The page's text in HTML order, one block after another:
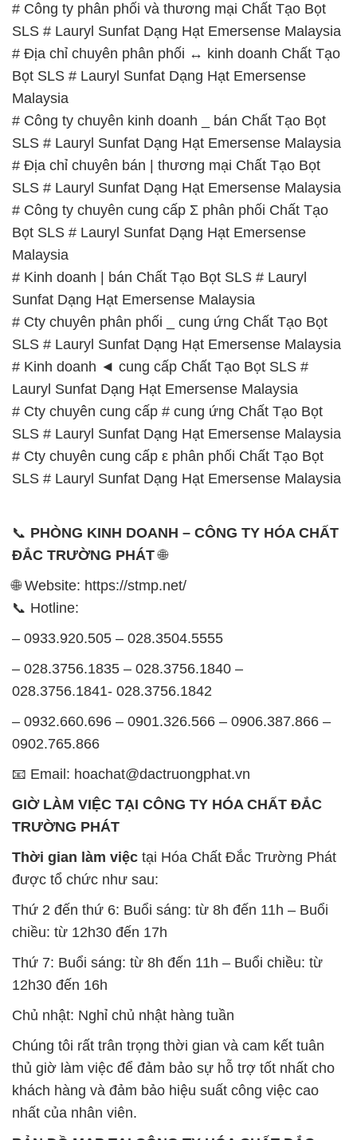
# Công ty phân phối và thương mại Chất Tạo Bọt
SLS # Lauryl Sunfat Dạng Hạt Emersense Malaysia
# Địa chỉ chuyên phân phối ↔ kinh doanh Chất Tạo
Bọt SLS # Lauryl Sunfat Dạng Hạt Emersense
Malaysia
# Công ty chuyên kinh doanh _ bán Chất Tạo Bọt
SLS # Lauryl Sunfat Dạng Hạt Emersense Malaysia
# Địa chỉ chuyên bán | thương mại Chất Tạo Bọt
SLS # Lauryl Sunfat Dạng Hạt Emersense Malaysia
# Công ty chuyên cung cấp Σ phân phối Chất Tạo
Bọt SLS # Lauryl Sunfat Dạng Hạt Emersense
Malaysia
# Kinh doanh | bán Chất Tạo Bọt SLS # Lauryl
Sunfat Dạng Hạt Emersense Malaysia
# Cty chuyên phân phối _ cung ứng Chất Tạo Bọt
SLS # Lauryl Sunfat Dạng Hạt Emersense Malaysia
# Kinh doanh ◄ cung cấp Chất Tạo Bọt SLS #
Lauryl Sunfat Dạng Hạt Emersense Malaysia
# Cty chuyên cung cấp # cung ứng Chất Tạo Bọt
SLS # Lauryl Sunfat Dạng Hạt Emersense Malaysia
# Cty chuyên cung cấp ε phân phối Chất Tạo Bọt
SLS # Lauryl Sunfat Dạng Hạt Emersense Malaysia
📞 PHÒNG KINH DOANH – CÔNG TY HÓA CHẤT
ĐẮC TRƯỜNG PHÁT🌐
🌐 Website: https://stmp.net/
📞 Hotline:
– 0933.920.505 – 028.3504.5555
– 028.3756.1835 – 028.3756.1840 –
028.3756.1841- 028.3756.1842
– 0932.660.696 – 0901.326.566 – 0906.387.866 –
0902.765.866
📧 Email: hoachat@dactruongphat.vn
GIỜ LÀM VIỆC TẠI CÔNG TY HÓA CHẤT ĐẮC
TRƯỜNG PHÁT
Thời gian làm việc tại Hóa Chất Đắc Trường Phát
được tổ chức như sau:
Thứ 2 đến thứ 6: Buổi sáng: từ 8h đến 11h – Buổi
chiều: từ 12h30 đến 17h
Thứ 7: Buổi sáng: từ 8h đến 11h – Buổi chiều: từ
12h30 đến 16h
Chủ nhật: Nghỉ chủ nhật hàng tuần
Chúng tôi rất trân trọng thời gian và cam kết tuân
thủ giờ làm việc để đảm bảo sự hỗ trợ tốt nhất cho
khách hàng và đảm bảo hiệu suất công việc cao
nhất của nhân viên.